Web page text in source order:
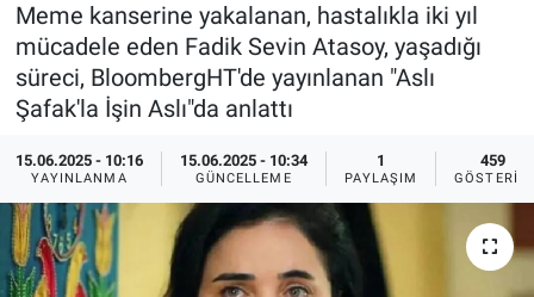
Meme kanserine yakalanan, hastalıkla iki yıl
mücadele eden Fadik Sevin Atasoy, yaşadığı
süreci, BloombergHT'de yayınlanan "Aslı
Şafak'la İşin Aslı"da anlattı
15.06.2025 - 10:16
YAYINLANMA
15.06.2025 - 10:34
GÜNCELLEME
1
PAYLAŞIM
459
GÖSTERIM
Dünya
Ege Saati
Ege'den Esintiler
Eğitim
Eğlence
Spor
Yayın Akışı
İletişim
Son Dakika Haberleri
Haber Arşivi